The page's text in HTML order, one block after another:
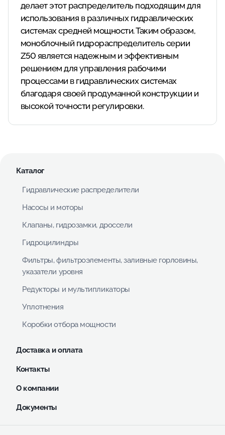
делает этот распределитель подходящим для
использования в различных гидравлических
системах средней мощности. Таким образом,
моноблочный гидрораспределитель серии
Z50 является надежным и эффективным
решением для управления рабочими
процессами в гидравлических системах
благодаря своей продуманной конструкции и
высокой точности регулировки.
Каталог
Гидравлические распределители
Насосы и моторы
Клапаны, гидрозамки, дроссели
Гидроцилиндры
Фильтры, фильтроэлементы, заливные горловины,
указатели уровня
Редукторы и мультипликаторы
Уплотнения
Коробки отбора мощности
Доставка и оплата
Контакты
О компании
Документы